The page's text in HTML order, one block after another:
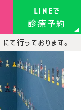
LINEで
診療予約
にて行っております。